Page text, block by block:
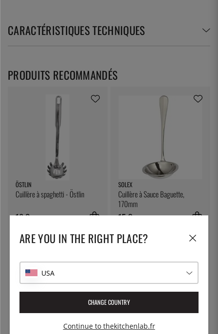
CARACTÉRISTIQUES TECHNIQUES
ÖSTLIN
Cuillère à spaghetti - Östlin
16 €
SOLEX
Cuillère à Sauce Baguette,
170mm
15 €
KYOCERA
PRODUITS RECOMMANDÉS
ARE YOU IN THE RIGHT PLACE?
USA
CHANGE COUNTRY
Continue to thekitchenlab.fr